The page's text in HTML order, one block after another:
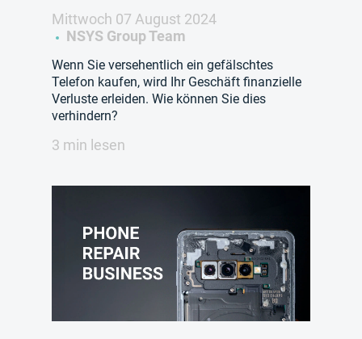
Mittwoch 07 August 2024
NSYS Group Team
Wenn Sie versehentlich ein gefälschtes
Telefon kaufen, wird Ihr Geschäft finanzielle
Verluste erleiden. Wie können Sie dies
verhindern?
3 min lesen